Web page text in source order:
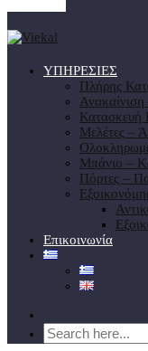
ΥΠΗΡΕΣΙΕΣ
Πλήρης
Κατασκευή
Μελέτες –
Μπάνιο –
Πόρτες –
Επικοινωνία